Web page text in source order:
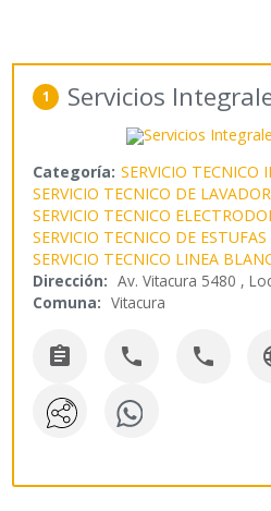
1 Servicios
Categoría: SERVICIO TECNICO
SERVICIO TECNICO DE
SERVICIO TECNICO
SERVICIO TECNICO DE
SERVICIO TECNICO LINEA
Dirección: Av. Vitacura 5480 ,
Comuna: Vitacura
  